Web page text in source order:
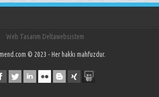
Web Tasarım Deltawebsistem
© 2023 - Her hakkı mahfuzdur.